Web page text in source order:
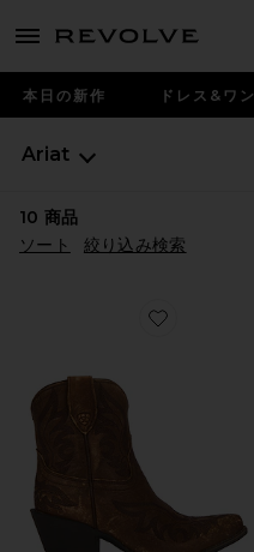
menu - shows more content
本日の新作 ドレス&ワ
Ariat
10 商品
ソート
絞り込み検索
Favorite